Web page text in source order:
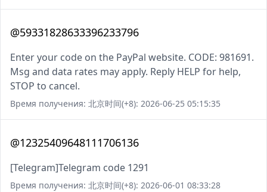
@59331828633396233796
Enter your code on the PayPal website. CODE: 981691.
Msg and data rates may apply. Reply HELP for help,
STOP to cancel.
Время получения: 北京时间(+8): 2026-06-25 05:15:35
@12325409648111706136
[Telegram]Telegram code 1291
Время получения: 北京时间(+8): 2026-06-01 08:33:28